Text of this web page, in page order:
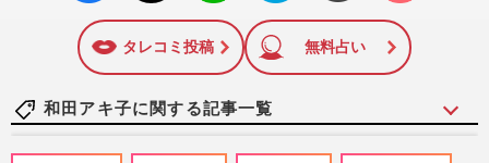
に追加
タレコミ投稿 無料占い
和田アキ子に関する記事一覧